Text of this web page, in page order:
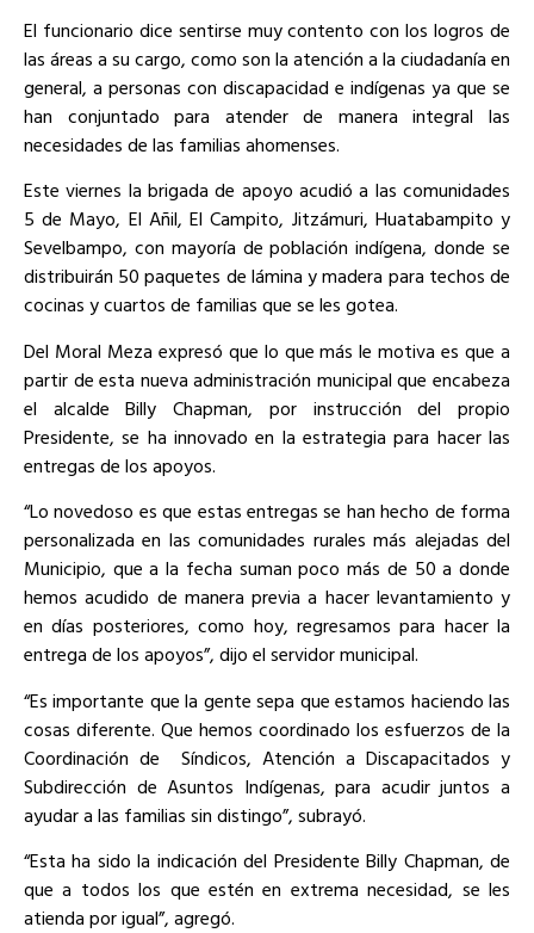
El funcionario dice sentirse muy contento con los logros de
las áreas a su cargo, como son la atención a la ciudadanía en
general, a personas con discapacidad e indígenas ya que se
han conjuntado para atender de manera integral las
necesidades de las familias ahomenses.
Este viernes la brigada de apoyo acudió a las comunidades
5 de Mayo, El Añil, El Campito, Jitzámuri, Huatabampito y
Sevelbampo, con mayoría de población indígena, donde se
distribuirán 50 paquetes de lámina y madera para techos de
cocinas y cuartos de familias que se les gotea.
Del Moral Meza expresó que lo que más le motiva es que a
partir de esta nueva administración municipal que encabeza
el alcalde Billy Chapman, por instrucción del propio
Presidente, se ha innovado en la estrategia para hacer las
entregas de los apoyos.
“Lo novedoso es que estas entregas se han hecho de forma
personalizada en las comunidades rurales más alejadas del
Municipio, que a la fecha suman poco más de 50 a donde
hemos acudido de manera previa a hacer levantamiento y
en días posteriores, como hoy, regresamos para hacer la
entrega de los apoyos”, dijo el servidor municipal.
“Es importante que la gente sepa que estamos haciendo las
cosas diferente. Que hemos coordinado los esfuerzos de la
Coordinación de
Síndicos, Atención a Discapacitados y
Subdirección de Asuntos Indígenas, para acudir juntos a
ayudar a las familias sin distingo”, subrayó.
“Esta ha sido la indicación del Presidente Billy Chapman, de
que a todos los que estén en extrema necesidad, se les
atienda por igual”, agregó.